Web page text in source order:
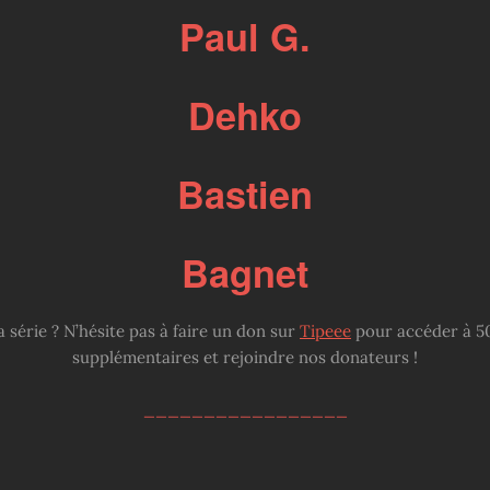
Paul G.
Dehko
Bastien
Bagnet
série ? N’hésite pas à faire un don sur Tipeee pour accéder à
supplémentaires et rejoindre nos donateurs !